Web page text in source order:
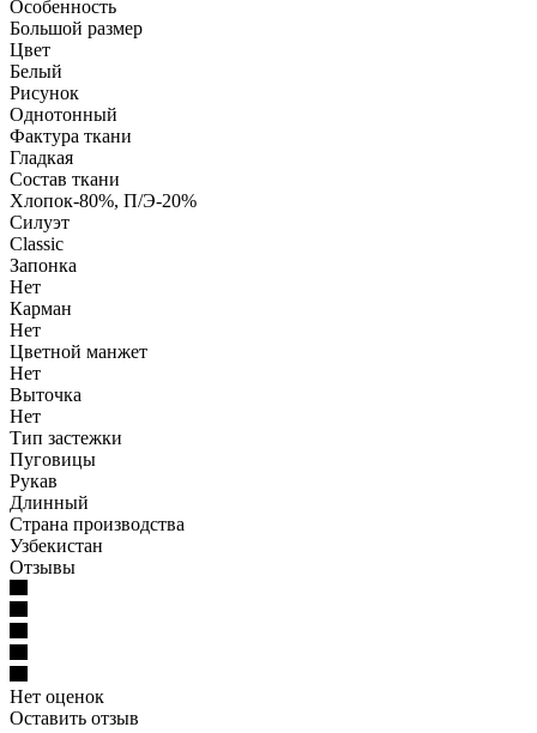
Особенность
Большой размер
Цвет
Белый
Рисунок
Однотонный
Фактура ткани
Гладкая
Состав ткани
Хлопок-80%, П/Э-20%
Силуэт
Classic
Запонка
Нет
Карман
Нет
Цветной манжет
Нет
Выточка
Нет
Тип застежки
Пуговицы
Рукав
Длинный
Страна производства
Узбекистан
Отзывы
Нет оценок
Оставить отзыв